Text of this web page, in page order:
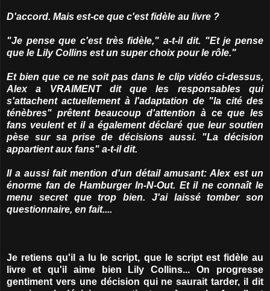
D'accord. Mais est-ce que c'est fidèle au livre ?
"Je pense que c'est très fidèle," a-t-il dit. "Et je pense
que le Lily Collins est un super choix pour le rôle."
Et bien que ce ne soit pas dans le clip vidéo ci-dessus,
Alex a VRAIMENT dit que les responsables qui
s'attachent actuellement à l'adaptation de "la cité des
ténèbres" prêtent beaucoup d'attention à ce que les
fans veulent et il a également déclaré que leur soutien
pèse sur sa prise de décisions aussi. "La décision
appartient aux fans" a-t-il dit.
Il a aussi fait mention d'un détail amusant: Alex est un
énorme fan de Hamburger In-N-Out. Et il ne connaît le
menu secret que trop bien. J'ai laissé tomber son
questionnaire, en fait....
Je retiens qu'il a lu le script, que le script est fidèle au
livre et qu'il aime bien Lily Collins... On progresse
gentiment vers une décision qui ne saurait tarder, il dit